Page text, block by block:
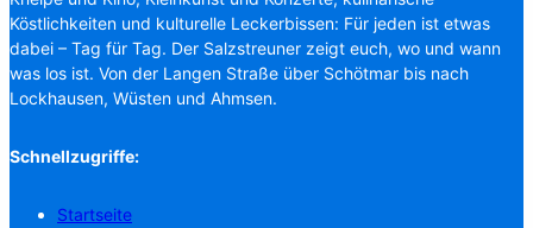
Köstlichkeiten und kulturelle Leckerbissen: Für jeden ist etwas
dabei – Tag für Tag. Der Salzstreuner zeigt euch, wo und wann
was los ist. Von der Langen Straße über Schötmar bis nach
Lockhausen, Wüsten und Ahmsen.
Schnellzugriffe:
Startseite